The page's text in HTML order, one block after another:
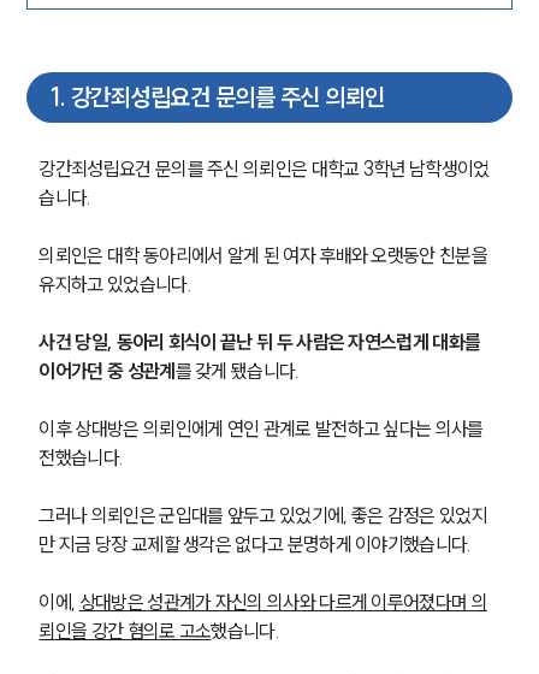
1. 강간죄성립요건 문의를 주신 의뢰인
강간죄성립요건 문의를 주신 의뢰인은 대학교 3학년 남학생이었
습니다.
의뢰인은 대학 동아리에서 알게 된 여자 후배와 오랫동안 친분을
유지하고 있었습니다.
사건 당일, 동아리 회식이 끝난 뒤 두 사람은 자연스럽게 대화를
이어가던 중 성관계를 갖게 됐습니다.
이후 상대방은 의뢰인에게 연인 관계로 발전하고 싶다는 의사를
전했습니다.
그러나 의뢰인은 군입대를 앞두고 있었기에, 좋은 감정은 있었지
만 지금 당장 교제할 생각은 없다고 분명하게 이야기했습니다.
이에, 상대방은 성관계가 자신의 의사와 다르게 이루어졌다며 의
뢰인을 강간 혐의로 고소했습니다.